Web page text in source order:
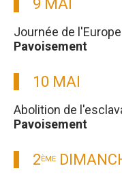
9 MAI
Journée de l'Europe
Pavoisement
10 MAI
Abolition de
Pavoisement
2ÈME